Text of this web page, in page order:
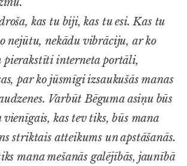
kas tu biji, kas tu esi. Kas tu
nejūtu, nekādu vibrāciju, ar ko
pierakstīti interneta portāli,
par ko jūsmīgi izsaukušās manas
Varbūt Bēguma asiņu būs
kas tev tiks, būs mana
striktais atteikums un apstāšanās.
mana mešanās galējībās, jaunībā